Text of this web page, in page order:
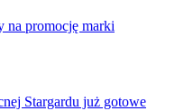
Stargardu już gotowe